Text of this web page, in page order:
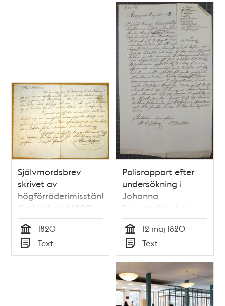
Självmordsbrev
skrivet av
högförräderimisstänkte
Carl Löfqvist 1820
Tid
1820
Typ
Text
Polisrapport efter
undersökning i
Johanna
Segerströms hem,
angående fallet Carl
Fredrik Löfqvist – 12
maj 1820
Tid
12 maj 1820
Typ
Text